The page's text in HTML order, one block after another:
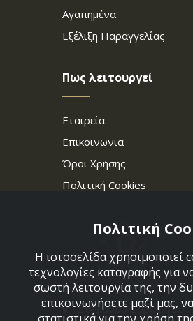
Αγαπημένα
Εξέλιξη Παραγγελίας
Πως λειτουργεί
Εταιρεία
Επικοινωνια
Όροι Χρήσης
Πολιτική Cookies
Στεφάνου Σαράφη 36,
Πολιτική
Η ιστοσελίδα χρησιμοποιεί
τεχνολογίες καταγραφής για
σωστή λειτουργία της, την
επικοινωνήσετε μαζί μας,